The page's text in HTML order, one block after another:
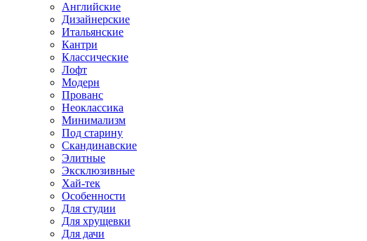
Английские
Дизайнерские
Итальянские
Кантри
Классические
Лофт
Модерн
Прованс
Неоклассика
Минимализм
Под старину
Скандинавские
Элитные
Эксклюзивные
Хай-тек
Особенности
Для студии
Для хрущевки
Для дачи